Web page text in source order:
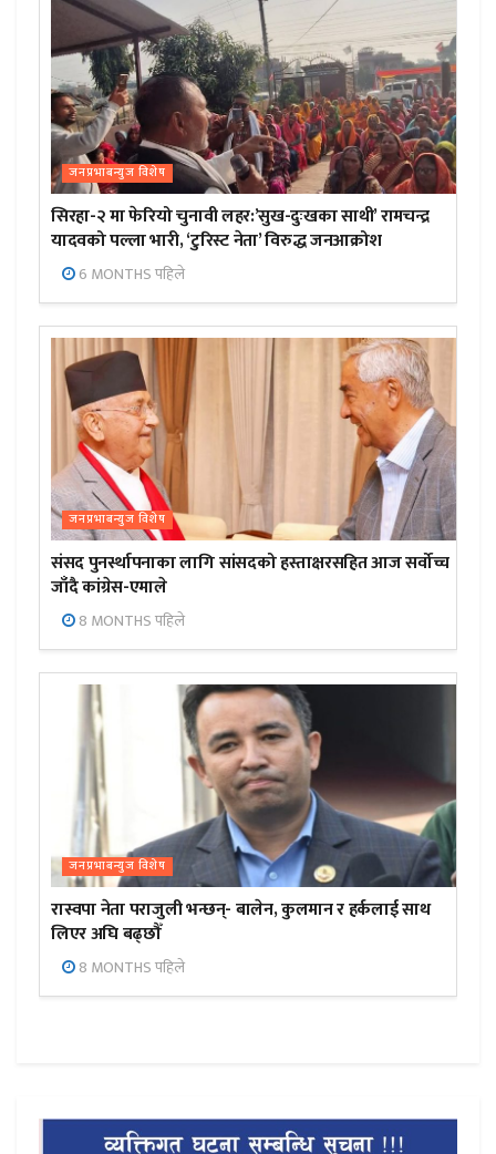
जनप्रभाबन्युज विशेष
सिरहा-२ मा फेरियो चुनावी लहर:’सुख-दुःखका साथी’ रामचन्द्र
यादवको पल्ला भारी, ‘टुरिस्ट नेता’ विरुद्ध जनआक्रोश
6 MONTHS पहिले
जनप्रभाबन्युज विशेष
संसद पुनर्स्थापनाका लागि सांसदको हस्ताक्षरसहित आज सर्वोच्च
जाँदै कांग्रेस-एमाले
8 MONTHS पहिले
जनप्रभाबन्युज विशेष
रास्वपा नेता पराजुली भन्छन्- बालेन, कुलमान र हर्कलाई साथ
लिएर अघि बढ्छौँ
8 MONTHS पहिले